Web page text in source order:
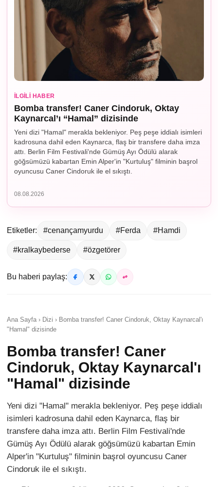
İLGILI HABER
Bomba transfer! Caner Cindoruk, Oktay
Kaynarcal’ı “Hamal” dizisinde
Yeni dizi "Hamal" merakla bekleniyor. Peş peşe iddialı isimleri
kadrosuna dahil eden Kaynarca, flaş bir transfere daha imza
attı. Berlin Film Festivali'nde Gümüş Ayı Ödülü alarak
göğsümüzü kabartan Emin Alper'in "Kurtuluş" filminin başrol
oyuncusu Caner Cindoruk ile el sıkıştı.
08.08.2026
Etiketler: #cenançamyurdu #Ferda #Hamdi
#kralkaybederse #özgetörer
Bu haberi paylaş:
Ana Sayfa › Dizi › Bomba transfer! Caner Cindoruk, Oktay Kaynarcal'ı
"Hamal" dizisinde
Bomba transfer! Caner
Cindoruk, Oktay Kaynarcal'ı
"Hamal" dizisinde
Yeni dizi "Hamal" merakla bekleniyor. Peş peşe iddialı
isimleri kadrosuna dahil eden Kaynarca, flaş bir
transfere daha imza attı. Berlin Film Festivali'nde
Gümüş Ayı Ödülü alarak göğsümüzü kabartan Emin
Alper'in "Kurtuluş" filminin başrol oyuncusu Caner
Cindoruk ile el sıkıştı.